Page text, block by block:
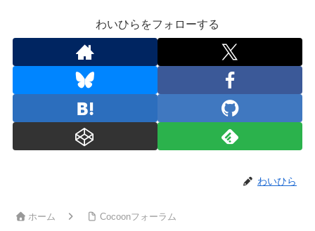
わいひらをフォローする
わいひら
ホーム Cocoonフォーラム